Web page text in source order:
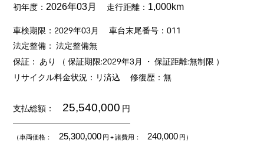
初年度：2026年03月 走行距離： 1,000km
車検期限：2029年03月
車台末尾番号：011
法定整備： 法定整備無
保証： あり （ 保証期限:2029年3月 ・ 保証距離:無制限 ）
リサイクル料金状況：リ済込
修復歴：無
支払総額： 25,540,000 円
（車両価格： 25,300,000円+ 諸費用： 240,000円）